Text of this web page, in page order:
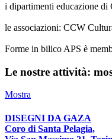
i dipartimenti educazione di
le associazioni: CCW
Forme in bilico APS è
Le nostre attività:
Mostra
DISEGNI DA GAZA
Coro di Santa Pelagia,